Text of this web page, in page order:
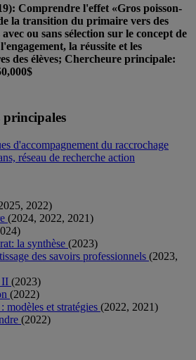
Comprendre l'effet «Gros poisson-
la transition du primaire vers des
avec ou sans sélection sur le concept de
la réussite et les
des élèves; Chercheure principale:
principales
d'accompagnement du raccrochage
réseau de recherche action
2022)
(2024, 2022, 2021)
la synthèse (2023)
des savoirs professionnels (2023,
II (2023)
(2022)
modèles et stratégies (2022, 2021)
(2022)